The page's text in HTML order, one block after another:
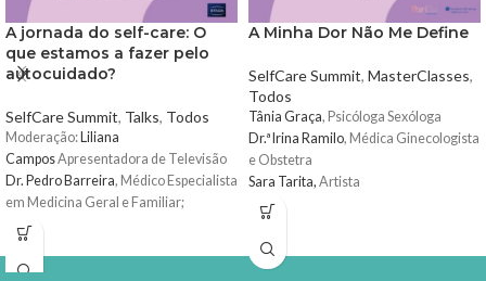
A jornada do self-care: O
que estamos a fazer pelo
autocuidado?
SelfCare Summit, Talks, Todos
Moderação: Liliana
CamposApresentadora de Televisão
Dr. Pedro Barreira, Médico Especialista
em Medicina Geral e Familiar;
Dr. João Vasco Barreira
Especialista em Oncologia Médica
A Minha Dor Não Me Define
SelfCare Summit, MasterClasses,
Todos
Tânia Graça, Psicóloga Sexóloga
Dr.ª Irina Ramilo, Médica Ginecologista
e Obstetra
Sara Tarita, Artista